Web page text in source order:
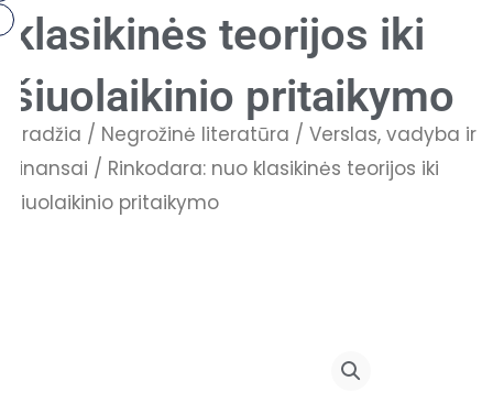
klasikinės teorijos iki
šiuolaikinio pritaikymo
Pradžia / Negrožinė literatūra / Verslas, vadyba ir
finansai / Rinkodara: nuo klasikinės teorijos iki
šiuolaikinio pritaikymo